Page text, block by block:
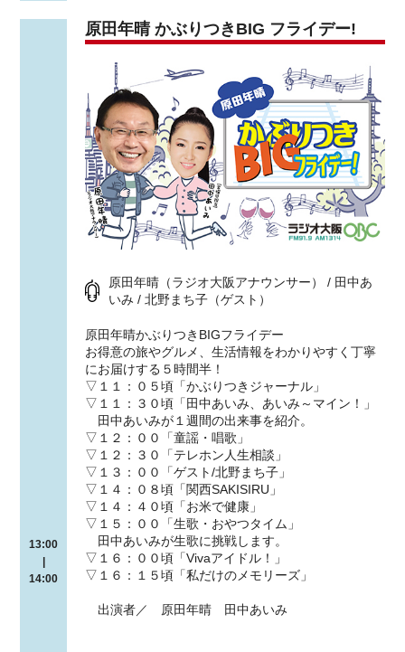
13:00
14:00
原田年晴 かぶりつきBIG フライデー!
原田年晴（ラジオ大阪アナウンサー） / 田中あ
いみ / 北野まち子（ゲスト）
原田年晴かぶりつきBIGフライデー
お得意の旅やグルメ、生活情報をわかりやすく丁寧
にお届けする５時間半！
▽１１：０５頃「かぶりつきジャーナル」
▽１１：３０頃「田中あいみ、あいみ～マイン！」
田中あいみが１週間の出来事を紹介。
▽１２：００「童謡・唱歌」
▽１２：３０「テレホン人生相談」
▽１３：００「ゲスト/北野まち子」
▽１４：０８頃「関西SAKISIRU」
▽１４：４０頃「お米で健康」
▽１５：００「生歌・おやつタイム」
田中あいみが生歌に挑戦します。
▽１６：００頃「Vivaアイドル！」
▽１６：１５頃「私だけのメモリーズ」
出演者／ 原田年晴 田中あいみ